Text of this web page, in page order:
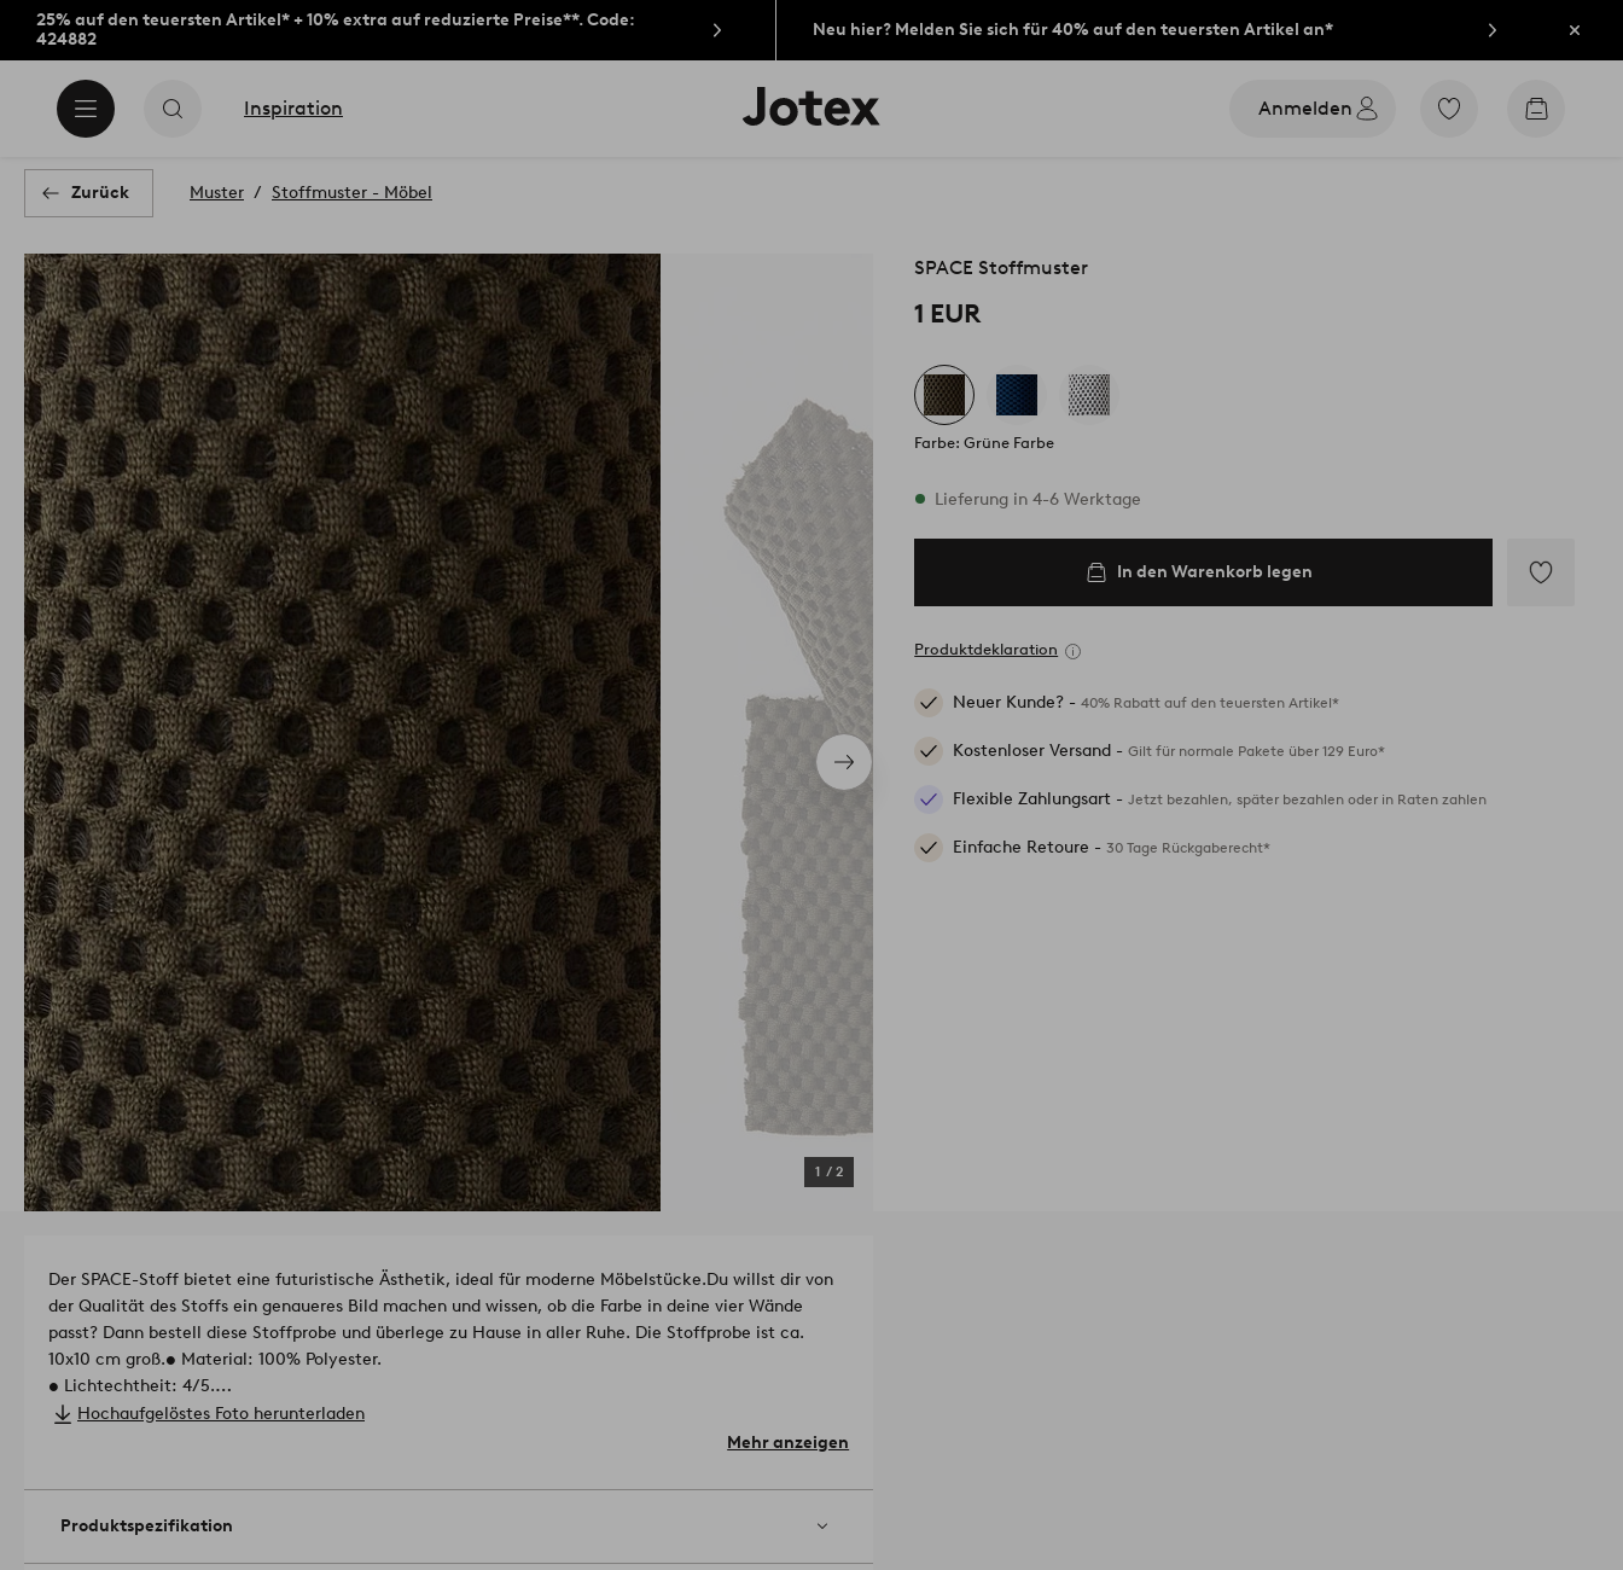
25% auf den teuersten Artikel* + 10% extra auf reduzierte Preise**. Code:
424882
Neu hier? Melden Sie sich für 40% auf den teuersten Artikel an*
Inspiration
Jotex-
Logo
Anmelden
Zu
Zum
Zurück Muster Stoffmuster - Möbel
Nächstes
Produkt
1 / 2
SPACE Stoffmuster
1 EUR
Farbe: Grüne Farbe
Vorrätig
Lieferung in 4-6 Werktage
In den Warenkorb legen
Produktdeklaration
Neuer Kunde? -40% Rabatt auf den teuersten Artikel*
Kostenloser Versand -Gilt für normale Pakete über 129 Euro*
Flexible Zahlungsart -Jetzt bezahlen, später bezahlen oder in Raten zahlen
Einfache Retoure -30 Tage Rückgaberecht*
Der SPACE-Stoff bietet eine futuristische Ästhetik, ideal für moderne Möbelstücke.Du willst dir von
der Qualität des Stoffs ein genaueres Bild machen und wissen, ob die Farbe in deine vier Wände
passt? Dann bestell diese Stoffprobe und überlege zu Hause in aller Ruhe. Die Stoffprobe ist ca.
10x10 cm groß.
• Material: 100% Polyester.
• Lichtechtheit: 4/5.
• Pilling: 4/5.
Hochaufgelöstes Foto herunterladen
Mehr anzeigen
Produktspezifikation